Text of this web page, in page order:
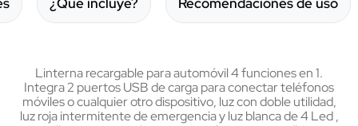
Linterna recargable para automóvil 4 funciones en 1.
Integra 2 puertos USB de carga para conectar teléfonos
móviles o cualquier otro dispositivo, luz con doble utilidad,
luz roja intermitente de emergencia y luz blanca de 4 Led ,